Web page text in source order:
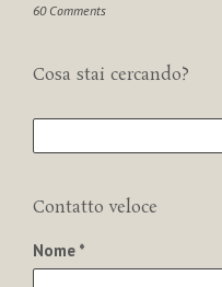
60 Comments
Cosa stai cercando?
Contatto veloce
Nome *